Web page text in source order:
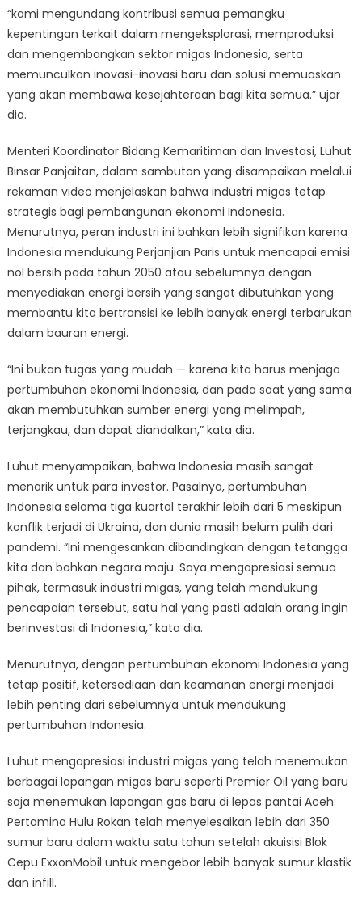
“kami mengundang kontribusi semua pemangku
kepentingan terkait dalam mengeksplorasi, memproduksi
dan mengembangkan sektor migas Indonesia, serta
memunculkan inovasi-inovasi baru dan solusi memuaskan
yang akan membawa kesejahteraan bagi kita semua.” ujar
dia.
Menteri Koordinator Bidang Kemaritiman dan Investasi, Luhut
Binsar Panjaitan, dalam sambutan yang disampaikan melalui
rekaman video menjelaskan bahwa industri migas tetap
strategis bagi pembangunan ekonomi Indonesia.
Menurutnya, peran industri ini bahkan lebih signifikan karena
Indonesia mendukung Perjanjian Paris untuk mencapai emisi
nol bersih pada tahun 2050 atau sebelumnya dengan
menyediakan energi bersih yang sangat dibutuhkan yang
membantu kita bertransisi ke lebih banyak energi terbarukan
dalam bauran energi.
“Ini bukan tugas yang mudah — karena kita harus menjaga
pertumbuhan ekonomi Indonesia, dan pada saat yang sama
akan membutuhkan sumber energi yang melimpah,
terjangkau, dan dapat diandalkan,” kata dia.
Luhut menyampaikan, bahwa Indonesia masih sangat
menarik untuk para investor. Pasalnya, pertumbuhan
Indonesia selama tiga kuartal terakhir lebih dari 5 meskipun
konflik terjadi di Ukraina, dan dunia masih belum pulih dari
pandemi. “Ini mengesankan dibandingkan dengan tetangga
kita dan bahkan negara maju. Saya mengapresiasi semua
pihak, termasuk industri migas, yang telah mendukung
pencapaian tersebut, satu hal yang pasti adalah orang ingin
berinvestasi di Indonesia,” kata dia.
Menurutnya, dengan pertumbuhan ekonomi Indonesia yang
tetap positif, ketersediaan dan keamanan energi menjadi
lebih penting dari sebelumnya untuk mendukung
pertumbuhan Indonesia.
Luhut mengapresiasi industri migas yang telah menemukan
berbagai lapangan migas baru seperti Premier Oil yang baru
saja menemukan lapangan gas baru di lepas pantai Aceh:
Pertamina Hulu Rokan telah menyelesaikan lebih dari 350
sumur baru dalam waktu satu tahun setelah akuisisi Blok
Cepu ExxonMobil untuk mengebor lebih banyak sumur klastik
dan infill.